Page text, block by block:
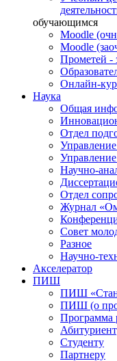
обучающимся
Moodle
Moodle
Прометей -
Онлайн-
Наука
Общая
Отдел
Научно-
Отдел
Журнал
Совет
Разное
Научно-
Акселератор
ПИШ
ПИШ
ПИШ (о
Студенту
Партнеру